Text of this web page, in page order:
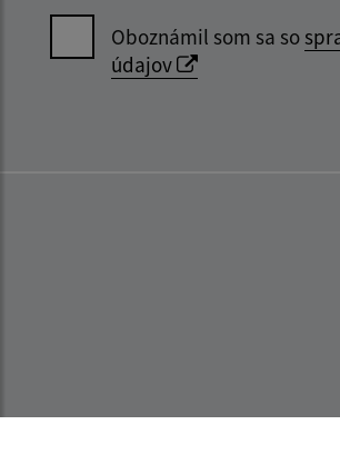
Oboznámil som sa so
údajov